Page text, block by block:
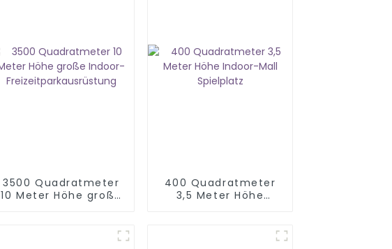
3500 Quadratmeter
10 Meter Höhe große
400 Quadratmeter
3,5 Meter Höhe